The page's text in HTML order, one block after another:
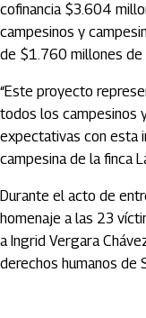
cofinancia $3.604
campesinos y
de $1.760 millones de
“Este proyecto
todos los campesinos
expectativas con esta
campesina de la finca
Durante el acto de
homenaje a las 23
a Ingrid Vergara
derechos humanos de